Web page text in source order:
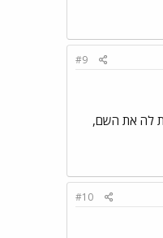
#9
לה את השם,
#10